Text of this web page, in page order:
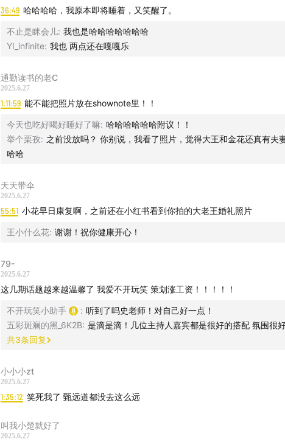
36:49 哈哈哈哈，我原本即将睡着，又笑醒了。
不止是眯会儿: 我也是哈哈哈哈哈哈哈
YI_infinite: 我也 两点还在嘎嘎乐
通勤读书的老C
2025.6.27
1:11:59 能不能把照片放在shownote里！！
今天也吃好喝好睡好了嘛: 哈哈哈哈哈哈附议！！
举个栗孜: 之前没放吗？ 你别说，我看了照片，觉得大王和金花还真有夫
哈哈
天天带伞
2025.6.27
55:51 小花早日康复啊，之前还在小红书看到你拍的大老王婚礼照片
王小什么花: 谢谢！祝你健康开心！
79-
2025.6.27
这几期话题越来越温馨了 我爱不开玩笑 策划涨工资！！！！！
不开玩笑小助手 : 听到了吗史老师！对自己好一点！
五彩斑斓的黑_6K2B: 是滴是滴！几位主持人嘉宾都是很好的搭配 氛围很
共3条回复
小小小zt
2025.6.27
1:35:12 笑死我了 甄远道都没去这么远
叫我小楚就好了
2025.6.27